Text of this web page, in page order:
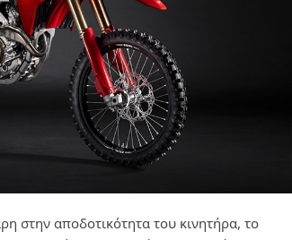
στην αποδοτικότητα του κινητήρα, το